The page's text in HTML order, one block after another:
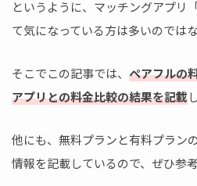
というように、マッチングアプリ
て気になっている方は多いのでは
そこでこの記事では、 ペアフルの
アプリとの料金比較の結果を記載
他にも、無料プランと有料プラン
情報を記載しているので、ぜひ参